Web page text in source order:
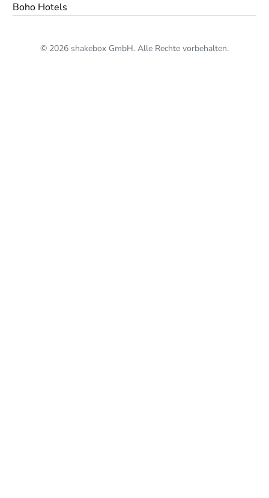
Boho Hotels
© 2026 shakebox GmbH. Alle Rechte vorbehalten.